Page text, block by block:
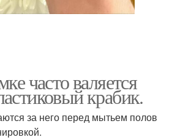
часто валяется
крабик.
за него перед мытьем полов